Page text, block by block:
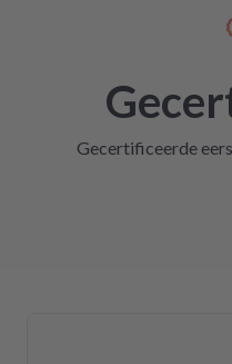
Gecertificeerde